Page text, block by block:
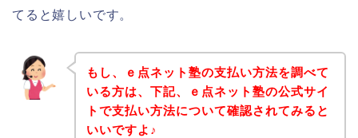
てると嬉しいです。
もし、ｅ点ネット塾の支払い方法を調べて
いる方は、下記、ｅ点ネット塾の公式サイ
トで支払い方法について確認されてみると
いいですよ♪